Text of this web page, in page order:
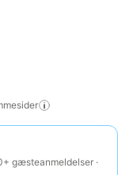
gæsteanmeldelser ·